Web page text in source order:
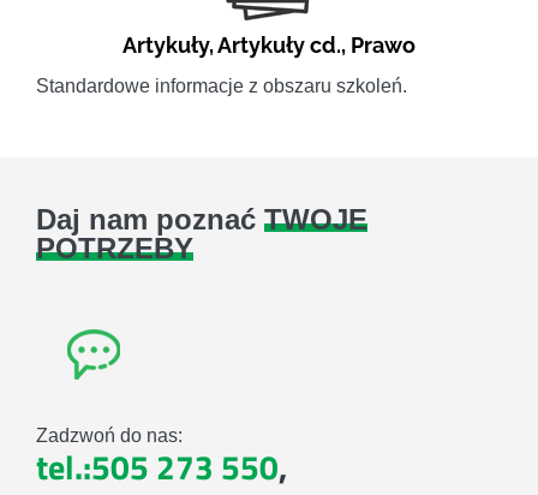
Artykuły,Artykuły cd., Prawo
Standardowe informacje z obszaru szkoleń.
Daj nam poznać TWOJE
POTRZEBY
Zadzwoń do nas:
tel.:505 273 550,